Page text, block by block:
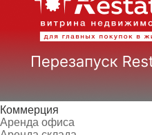
Коммерция
Аренда офиса